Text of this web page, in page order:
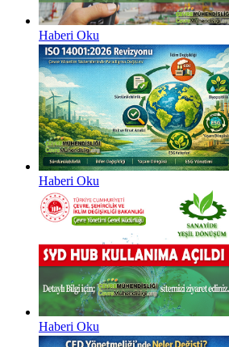
Haberi Oku
Haberi Oku
Haberi Oku